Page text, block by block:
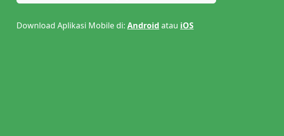
Download Aplikasi Mobile di: Android atau iOS